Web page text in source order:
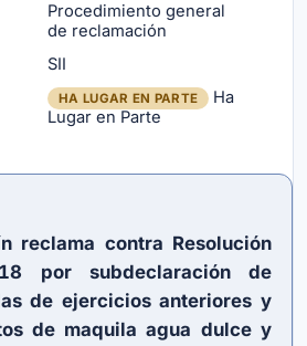
Procedimiento general
de reclamación
SII
HA LUGAR EN PARTE
Ha
Lugar en Parte
reclama contra Resolución
por subdeclaración de
de ejercicios anteriores y
de maquila agua dulce y